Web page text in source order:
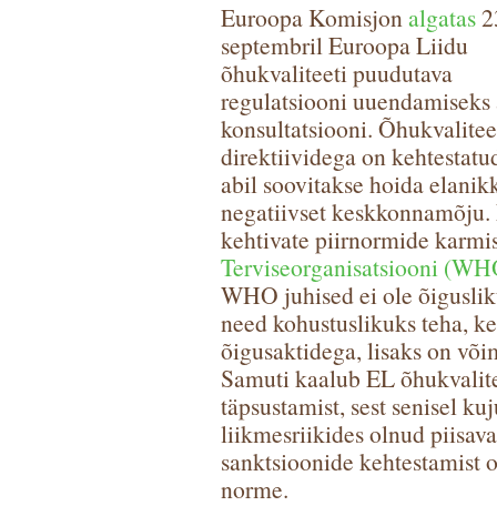
Euroopa Komisjonalgatas
septembril Euroopa Liidu
õhukvaliteeti puudutava
regulatsiooni
konsultatsiooni.
direktiividega on
abil soovitakse hoida
negatiivset
kehtivate piirnormide
Terviseorganisatsiooni
WHO juhised ei ole
need kohustuslikuks teha,
õigusaktidega, lisaks on
Samuti kaalub EL
täpsustamist, sest senisel
liikmesriikides olnud
sanktsioonide kehtestamist
norme.